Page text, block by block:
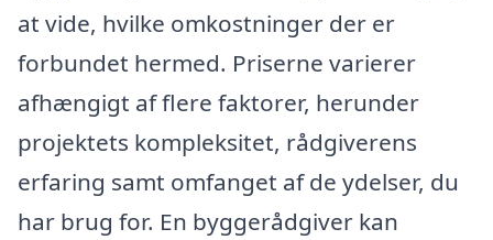
at vide, hvilke omkostninger der er
forbundet hermed. Priserne varierer
afhængigt af flere faktorer, herunder
projektets kompleksitet, rådgiverens
erfaring samt omfanget af de ydelser, du
har brug for. En byggerådgiver kan